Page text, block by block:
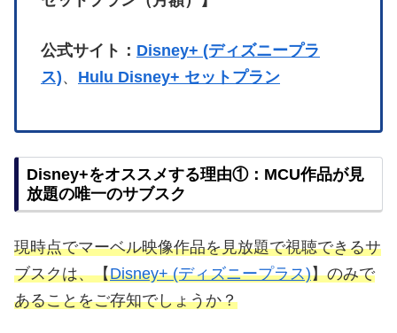
公式サイト： Disney+ (ディズニープラ
ス)、 Hulu Disney+ セットプラン
Disney+をオススメする理由①：MCU作品が見
放題の唯一のサブスク
現時点でマーベル映像作品を見放題で視聴できるサ
ブスクは、【Disney+ (ディズニープラス)】のみで
あることをご存知でしょうか？